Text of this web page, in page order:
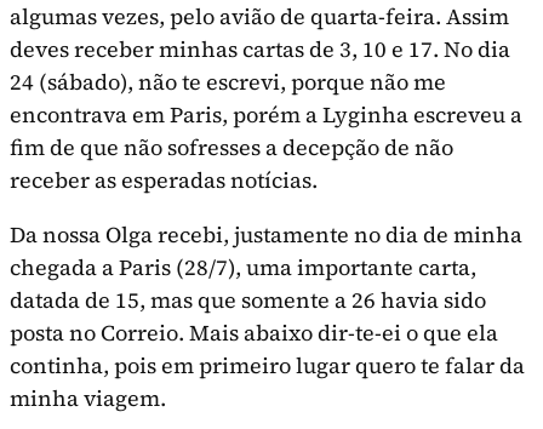
algumas vezes, pelo avião de quarta-feira. Assim
deves receber minhas cartas de 3, 10 e 17. No dia
24 (sábado), não te escrevi, porque não me
encontrava em Paris, porém a Lyginha escreveu a
fim de que não sofresses a decepção de não
receber as esperadas notícias.
Da nossa Olga recebi, justamente no dia de minha
chegada a Paris (28/7), uma importante carta,
datada de 15, mas que somente a 26 havia sido
posta no Correio. Mais abaixo dir-te-ei o que ela
continha, pois em primeiro lugar quero te falar da
minha viagem.